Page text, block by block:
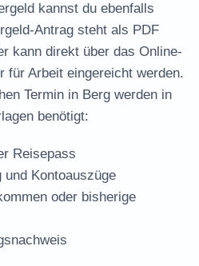
kannst du ebenfalls
Antrag steht als PDF
kann direkt über das Online-
für Arbeit eingereicht werden.
Termin in Berg werden in
benötigt:
Reisepass
Kontoauszüge
oder bisherige